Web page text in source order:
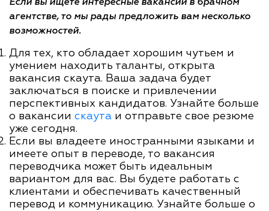
Если вы ищете интересные вакансии в брачном
агентстве, то мы рады предложить вам несколько
возможностей.
Для тех, кто обладает хорошим чутьем и
умением находить таланты, открыта
вакансия скаута. Ваша задача будет
заключаться в поиске и привлечении
перспективных кандидатов. Узнайте больше
о вакансии скаута и отправьте свое резюме
уже сегодня.
Если вы владеете иностранными языками и
имеете опыт в переводе, то вакансия
переводчика может быть идеальным
вариантом для вас. Вы будете работать с
клиентами и обеспечивать качественный
перевод и коммуникацию. Узнайте больше о